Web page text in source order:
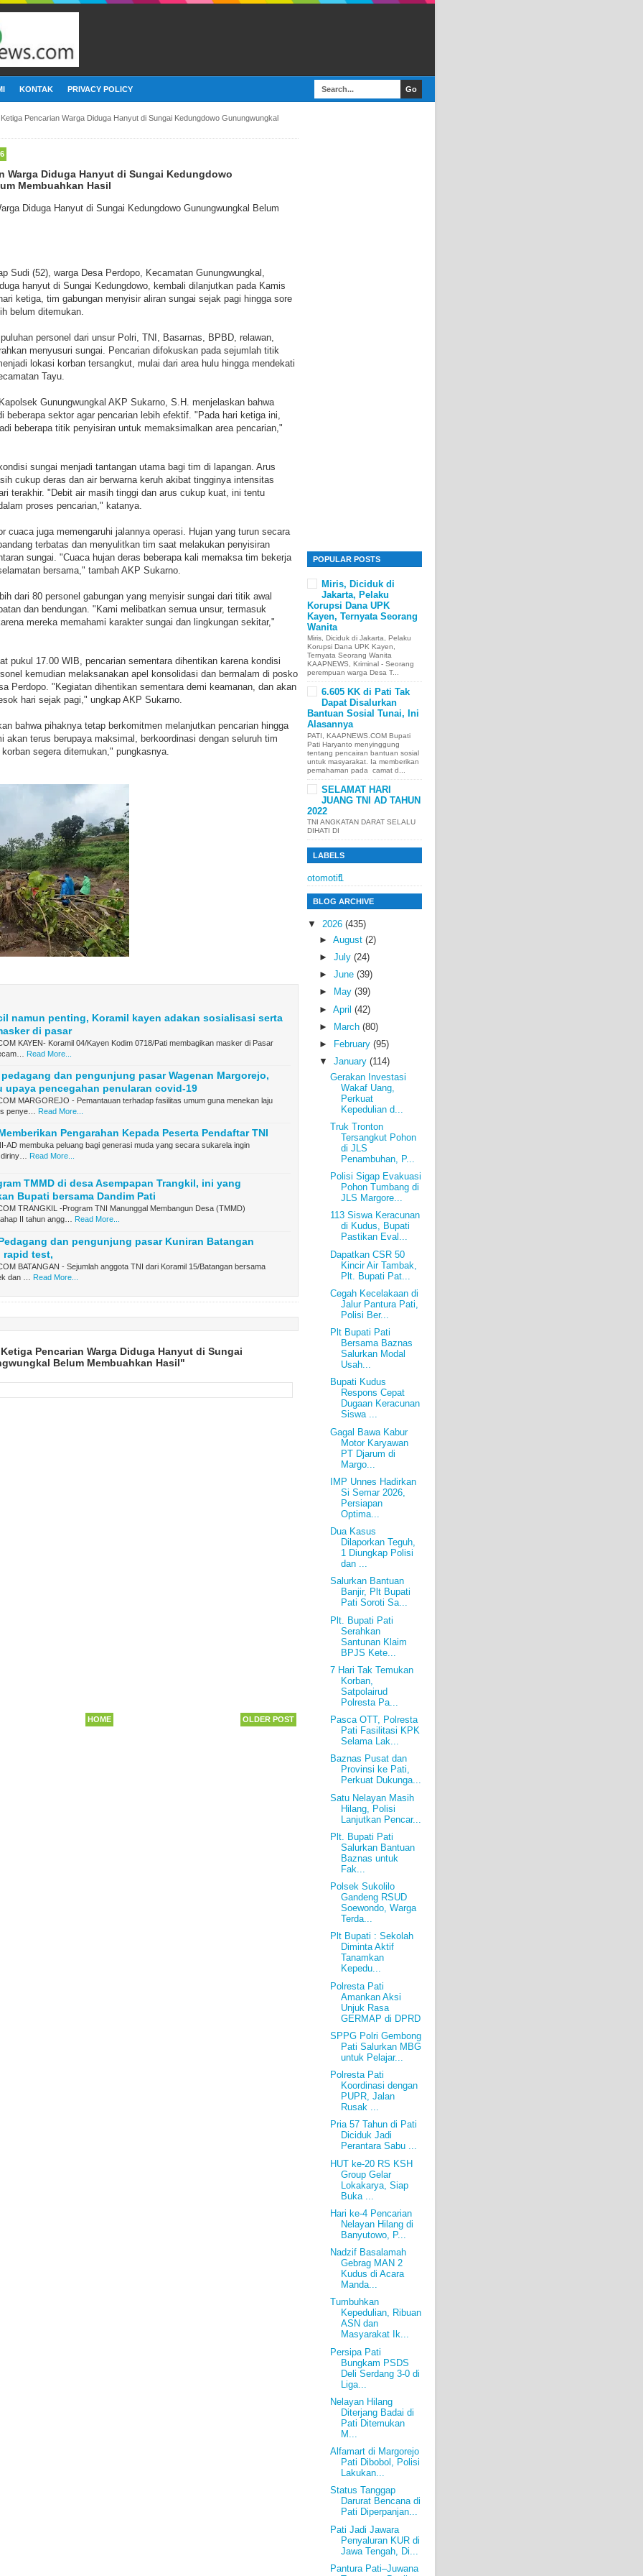
KONTAK PRIVACY POLICY
Pencarian Warga Diduga Hanyut di Sungai Kedungdowo Gunungwungkal
Warga Diduga Hanyut di Sungai Kedungdowo
Membuahkan Hasil
Diduga Hanyut di Sungai Kedungdowo Gunungwungkal Belum
Sudi (52), warga Desa Perdopo, Kecamatan Gunungwungkal,
hanyut di Sungai Kedungdowo, kembali dilanjutkan pada Kamis
ketiga, tim gabungan menyisir aliran sungai sejak pagi hingga sore
belum ditemukan.
personel dari unsur Polri, TNI, Basarnas, BPBD, relawan,
menyusuri sungai. Pencarian difokuskan pada sejumlah titik
lokasi korban tersangkut, mulai dari area hulu hingga mendekati
Tayu.
Gunungwungkal AKP Sukarno, S.H. menjelaskan bahwa
beberapa sektor agar pencarian lebih efektif. "Pada hari ketiga ini,
beberapa titik penyisiran untuk memaksimalkan area pencarian,"
sungai menjadi tantangan utama bagi tim di lapangan. Arus
cukup deras dan air berwarna keruh akibat tingginya intensitas
terakhir. "Debit air masih tinggi dan arus cukup kuat, ini tentu
proses pencarian," katanya.
cuaca juga memengaruhi jalannya operasi. Hujan yang turun secara
terbatas dan menyulitkan tim saat melakukan penyisiran
sungai. "Cuaca hujan deras beberapa kali memaksa tim bekerja
bersama," tambah AKP Sukarno.
dari 80 personel gabungan yang menyisir sungai dari titik awal
dan bendungan. "Kami melibatkan semua unsur, termasuk
mereka memahami karakter sungai dan lingkungan sekitar,"
pukul 17.00 WIB, pencarian sementara dihentikan karena kondisi
kemudian melaksanakan apel konsolidasi dan bermalam di posko
Perdopo. "Kegiatan dihentikan sementara demi keamanan, dan akan
hari sejak pagi," ungkap AKP Sukarno.
bahwa pihaknya tetap berkomitmen melanjutkan pencarian hingga
akan terus berupaya maksimal, berkoordinasi dengan seluruh tim
segera ditemukan," pungkasnya.
namun penting, Koramil kayen adakan sosialisasi serta
di pasar
KAYEN- Koramil 04/Kayen Kodim 0718/Pati membagikan masker di Pasar
Read More...
dan pengunjung pasar Wagenan Margorejo,
upaya pencegahan penularan covid-19
MARGOREJO - Pemantauan terhadap fasilitas umum guna menekan laju
penye…
Read More...
Pengarahan Kepada Peserta Pendaftar TNI
AD membuka peluang bagi generasi muda yang secara sukarela ingin
Read More...
TMMD di desa Asempapan Trangkil, ini yang
Bupati bersama Dandim Pati
TRANGKIL -Program TNI Manunggal Membangun Desa (TMMD)
II tahun angg… Read More...
dan pengunjung pasar Kuniran Batangan
rapid test,
BATANGAN - Sejumlah anggota TNI dari Koramil 15/Batangan bersama
dan …
Read More...
Pencarian Warga Diduga Hanyut di Sungai
Belum Membuahkan Hasil"
OLDER POST
HOME
POPULAR POSTS
Miris, Diciduk di
Jakarta, Pelaku
Korupsi Dana UPK
Kayen, Ternyata Seorang
Wanita
Miris, Diciduk di Jakarta, Pelaku
Korupsi Dana UPK Kayen,
Ternyata Seorang Wanita
KAAPNEWS, Kriminal - Seorang
perempuan warga Desa T...
6.605 KK di Pati Tak
Dapat Disalurkan
Bantuan Sosial Tunai, Ini
Alasannya
PATI, KAAPNEWS.COM Bupati
Pati Haryanto menyinggung
tentang pencairan bantuan sosial
untuk masyarakat. Ia memberikan
pemahaman pada camat d...
SELAMAT HARI
JUANG TNI AD TAHUN
2022
TNI ANGKATAN DARAT SELALU
DIHATI DI
LABELS
otomotif1
BLOG ARCHIVE
▼ 2026 (435)
► August (2)
► July (24)
► June (39)
►
May (39)
► April (42)
►
March (80)
►
February (95)
▼ January (114)
Gerakan Investasi
Wakaf Uang,
Perkuat
Kepedulian d...
Truk Tronton
Tersangkut Pohon
di JLS
Penambuhan, P...
Polisi Sigap Evakuasi
Pohon Tumbang di
JLS Margore...
113 Siswa Keracunan
di Kudus, Bupati
Pastikan Eval...
Dapatkan CSR 50
Kincir Air Tambak,
Plt. Bupati Pat...
Cegah Kecelakaan di
Jalur Pantura Pati,
Polisi Ber...
Plt Bupati Pati
Bersama Baznas
Salurkan Modal
Usah...
Bupati Kudus
Respons Cepat
Dugaan Keracunan
Siswa ...
Gagal Bawa Kabur
Motor Karyawan
PT Djarum di
Margo...
IMP Unnes Hadirkan
Si Semar 2026,
Persiapan
Optima...
Dua Kasus
Dilaporkan Teguh,
1 Diungkap Polisi
dan ...
Salurkan Bantuan
Banjir, Plt Bupati
Pati Soroti Sa...
Plt. Bupati Pati
Serahkan
Santunan Klaim
BPJS Kete...
7 Hari Tak Temukan
Korban,
Satpolairud
Polresta Pa...
Pasca OTT, Polresta
Pati Fasilitasi KPK
Selama Lak...
Baznas Pusat dan
Provinsi ke Pati,
Perkuat Dukunga...
Satu Nelayan Masih
Hilang, Polisi
Lanjutkan Pencar...
Plt. Bupati Pati
Salurkan Bantuan
Baznas untuk
Fak...
Polsek Sukolilo
Gandeng RSUD
Soewondo, Warga
Terda...
Plt Bupati : Sekolah
Diminta Aktif
Tanamkan
Kepedu...
Polresta Pati
Amankan Aksi
Unjuk Rasa
GERMAP di DPRD
SPPG Polri Gembong
Pati Salurkan MBG
untuk Pelajar...
Polresta Pati
Koordinasi dengan
PUPR, Jalan
Rusak ...
Pria 57 Tahun di Pati
Diciduk Jadi
Perantara Sabu ...
HUT ke-20 RS KSH
Group Gelar
Lokakarya, Siap
Buka ...
Hari ke-4 Pencarian
Nelayan Hilang di
Banyutowo, P...
Nadzif Basalamah
Gebrag MAN 2
Kudus di Acara
Manda...
Tumbuhkan
Kepedulian, Ribuan
ASN dan
Masyarakat Ik...
Persipa Pati
Bungkam PSDS
Deli Serdang 3-0 di
Liga...
Nelayan Hilang
Diterjang Badai di
Pati Ditemukan
M...
Alfamart di Margorejo
Pati Dibobol, Polisi
Lakukan...
Status Tanggap
Darurat Bencana di
Pati Diperpanjan...
Pati Jadi Jawara
Penyaluran KUR di
Jawa Tengah, Di...
Pantura Pati–Juwana